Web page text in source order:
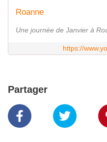
Roanne
Une journée de Janvier à
https://
Partager